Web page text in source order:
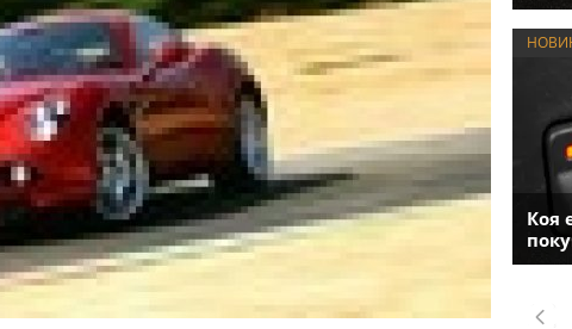
Коя